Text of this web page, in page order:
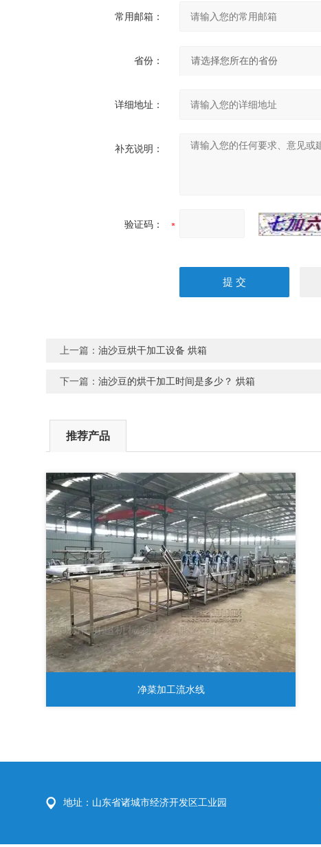
常用邮箱：
省份：
详细地址：
补充说明：
验证码：
上一篇：油沙豆烘干加工设备 烘箱
下一篇：油沙豆的烘干加工时间是多少？ 烘箱
推荐产品
净菜加工流水线
地址：山东省诸城市经济开发区工业园